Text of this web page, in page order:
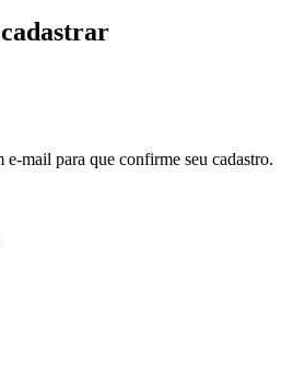
e-mail para que confirme seu cadastro.